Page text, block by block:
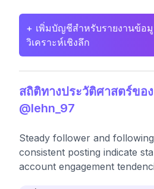
+ เพิ่มบัญชีสำหรับรายงานข้อมู
วิเคราะห์เชิงลึก
สถิติทางประวัติศาสตร์ของ
@lehn_97
Steady follower and
consistent posting indicate
account engagement